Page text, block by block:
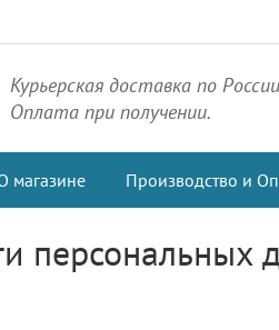
Курьерская доставка по
Оплата при получении.
магазине Производство и
персональных